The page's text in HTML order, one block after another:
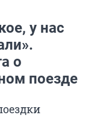
у нас
о
поезде